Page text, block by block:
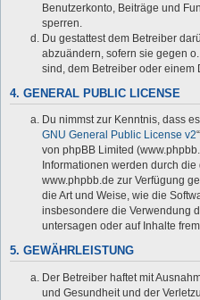
Benutzerkonto, Beiträge und
sperren.
Du gestattest dem Betreiber
abzuändern, sofern sie gegen
sind, dem Betreiber oder einem
4. GENERAL PUBLIC LICENSE
Du nimmst zur Kenntnis, dass
GNU General Public License v2
von phpBB Limited
Informationen werden durch
www.phpbb.de zur Verfügung
die Art und Weise, wie die
insbesondere die Verwendung
untersagen oder auf Inhalte
5. GEWÄHRLEISTUNG
Der Betreiber haftet mit
und Gesundheit und der